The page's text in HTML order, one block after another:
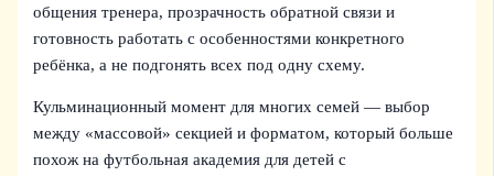
общения тренера, прозрачность обратной связи и
готовность работать с особенностями конкретного
ребёнка, а не подгонять всех под одну схему.
Кульминационный момент для многих семей — выбор
между «массовой» секцией и форматом, который больше
похож на футбольная академия для детей с